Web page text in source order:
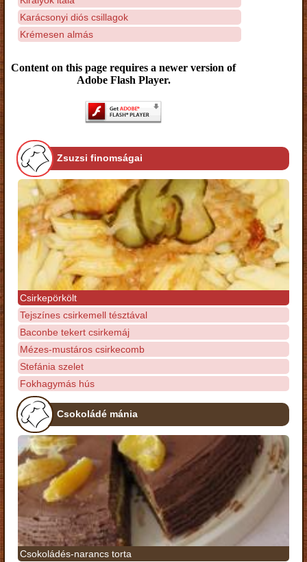
Karácsonyi diós csillagok
Krémesen almás
Content on this page requires a newer version of
Adobe Flash Player.
Zsuzsi finomságai
Csirkepörkölt
Tejszínes csirkemell tésztával
Baconbe tekert csirkemáj
Mézes-mustáros csirkecomb
Stefánia szelet
Fokhagymás hús
Csokoládé mánia
Csokoládés-narancs torta